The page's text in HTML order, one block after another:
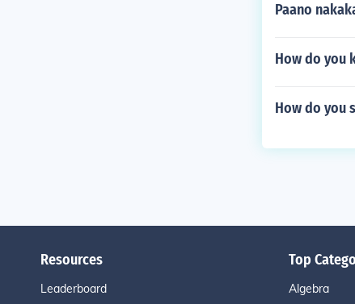
Paano
How do you
How do you
Resources
Leaderboard
Top
Algebra